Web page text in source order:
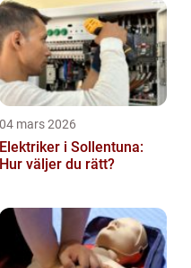
04 mars 2026
Elektriker i Sollentuna:
Hur väljer du rätt?